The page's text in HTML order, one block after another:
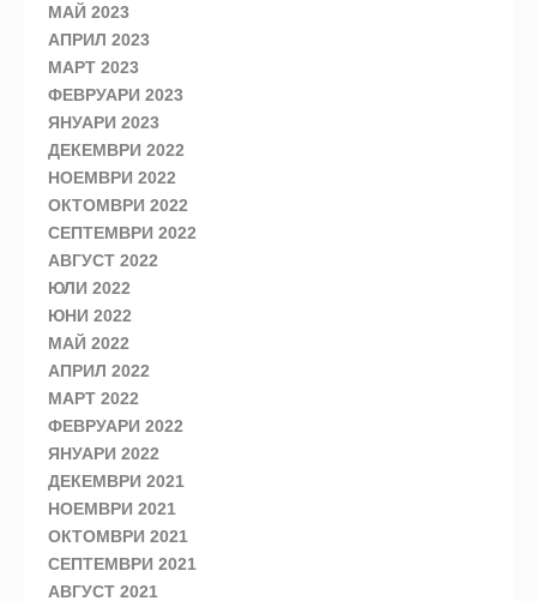
МАЙ 2023
АПРИЛ 2023
МАРТ 2023
ФЕВРУАРИ 2023
ЯНУАРИ 2023
ДЕКЕМВРИ 2022
НОЕМВРИ 2022
ОКТОМВРИ 2022
СЕПТЕМВРИ 2022
АВГУСТ 2022
ЮЛИ 2022
ЮНИ 2022
МАЙ 2022
АПРИЛ 2022
МАРТ 2022
ФЕВРУАРИ 2022
ЯНУАРИ 2022
ДЕКЕМВРИ 2021
НОЕМВРИ 2021
ОКТОМВРИ 2021
СЕПТЕМВРИ 2021
АВГУСТ 2021